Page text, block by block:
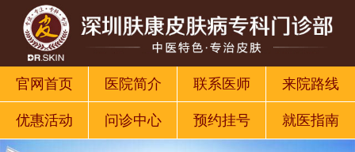
官网首页 医院简介 联系医师 来院路线
优惠活动 问诊中心 预约挂号 就医指南